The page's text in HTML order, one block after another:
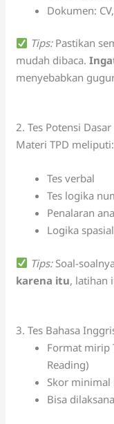
Dokumen:
Tips:Pastikan
mudah dibaca.
menyebabkan
2. Tes Potensi Dasar
Materi TPD meliputi:
Tes verbal
Tes logika
Penalaran
Logika spasial
Tips:Soal-
karena itu, latihan
3. Tes Bahasa
Format mirip
Reading)
Skor minimal
Bisa